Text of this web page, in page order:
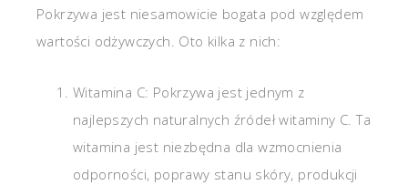
Pokrzywa jest niesamowicie bogata pod względem
wartości odżywczych. Oto kilka z nich:
Witamina C: Pokrzywa jest jednym z
najlepszych naturalnych źródeł witaminy C. Ta
witamina jest niezbędna dla wzmocnienia
odporności, poprawy stanu skóry, produkcji